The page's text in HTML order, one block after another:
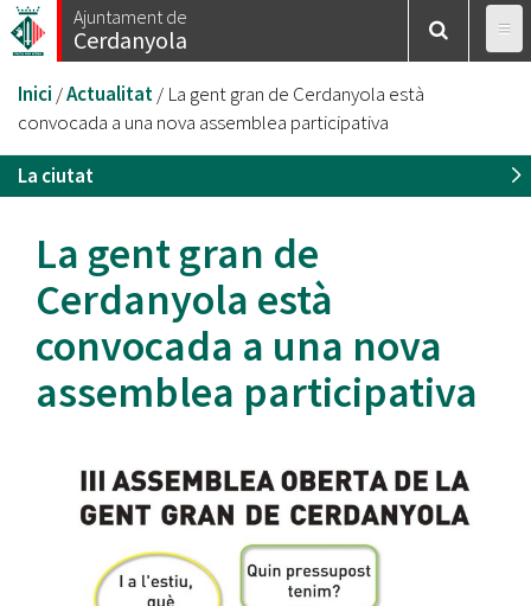
Vés
al
Ajuntament de
Cerdanyola
Esteu
aquí
Inici /Actualitat/ La gent gran de Cerdanyola està
convocada a una nova assemblea participativa
La ciutat
La gent gran de
Cerdanyola està
convocada a una nova
assemblea participativa